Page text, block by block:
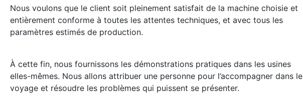
Nous voulons que le client soit pleinement satisfait de la machine choisie et
entièrement conforme à toutes les attentes techniques, et avec tous les
paramètres estimés de production.
À cette fin, nous fournissons les démonstrations pratiques dans les usines
elles-mêmes. Nous allons attribuer une personne pour l’accompagner dans le
voyage et résoudre les problèmes qui puissent se présenter.